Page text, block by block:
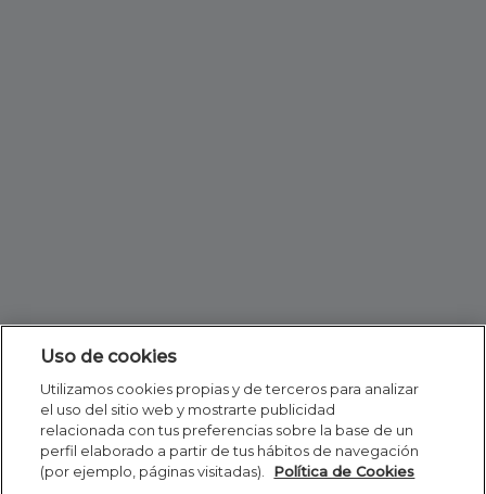
Uso de cookies
Utilizamos cookies propias y de terceros para analizar
el uso del sitio web y mostrarte publicidad
relacionada con tus preferencias sobre la base de un
perfil elaborado a partir de tus hábitos de navegación
(por ejemplo, páginas visitadas).
Política de Cookies